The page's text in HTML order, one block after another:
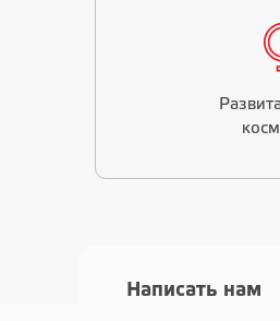
Написать нам